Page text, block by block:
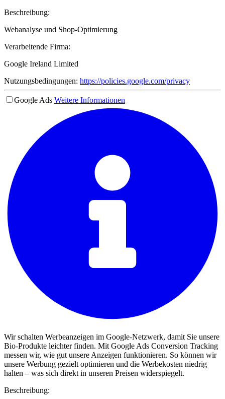
Beschreibung:
Webanalyse und Shop-Optimierung
Verarbeitende Firma:
Google Ireland Limited
Nutzungsbedingungen: https://policies.google.com/privacy
Google Ads Weitere Informationen
Wir schalten Werbeanzeigen im Google-Netzwerk, damit Sie unsere
Bio-Produkte leichter finden. Mit Google Ads Conversion Tracking
messen wir, wie gut unsere Anzeigen funktionieren. So können wir
unsere Werbung gezielt optimieren und die Werbekosten niedrig
halten – was sich direkt in unseren Preisen widerspiegelt.
Beschreibung: